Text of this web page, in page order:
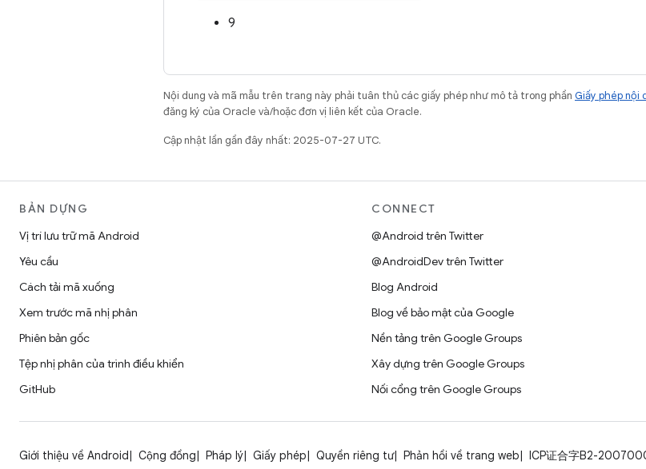
9
Nội dung và mã mẫu trên trang này phải tuân thủ các giấy phép như mô tả trong phần Giấy phép nội
đăng ký của Oracle và/hoặc đơn vị liên kết của Oracle.
Cập nhật lần gần đây nhất: 2025-07-27 UTC.
BẢN DỰNG
Vị trí lưu trữ mã Android
Yêu cầu
Cách tải mã xuống
Xem trước mã nhị phân
Phiên bản gốc
Tệp nhị phân của trình điều khiển
GitHub
CONNECT
@Android trên Twitter
@AndroidDev trên Twitter
Blog Android
Blog về bảo mật của Google
Nền tảng trên Google Groups
Xây dựng trên Google Groups
Nối cổng trên Google Groups
Giới thiệu về Android Cộng đồng Pháp lý Giấy phép Quyền riêng tư Phản hồi về trang web ICP证合字B2-